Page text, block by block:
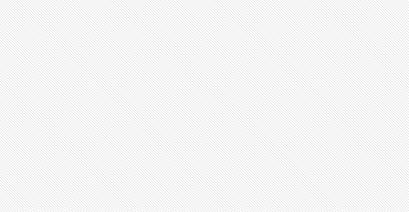
นักแสดง, นักร้อง, โมเดล
อินฟลูเอนเซอร์
ไลฟ์สไตล์
ความงาม
แฟชั่น
สุขภาพ
กีฬา